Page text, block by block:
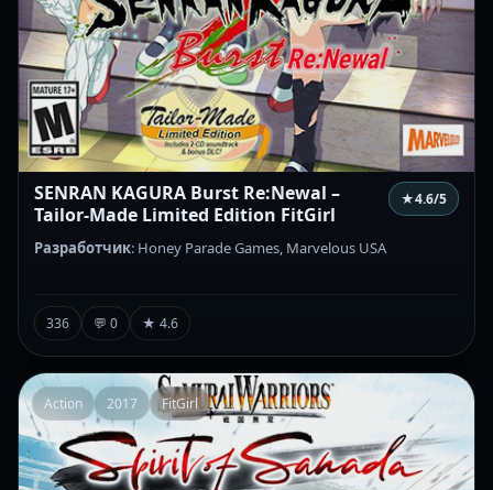
SENRAN KAGURA Burst Re:Newal –
Tailor-Made Limited Edition FitGirl
★4.6/5
Разработчик: Honey Parade Games, Marvelous USA
336 💬 0 ★ 4.6
Action 2017 FitGirl